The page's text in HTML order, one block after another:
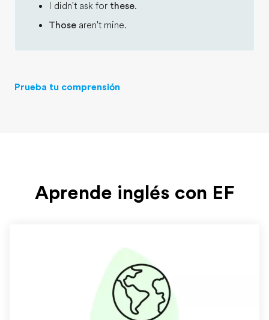
I didn't ask for these.
Those aren't mine.
Prueba tu comprensión
Aprende inglés con EF